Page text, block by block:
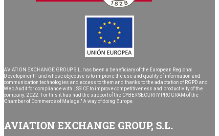
AVIATION EXCHANGE GROUP S.L. has been a beneficiary of the European Regional
Development Fund whose objective is to improve the use and quality of information and
communication technologies and access to them and thanks to the adaptation of RGPD and
Web Audit for compliance with LSSICE to improve competitiveness and productivity of the
company. 2022. For this it has had the support of the CYBER SECURITY PROGRAM of the
Chamber of Commerce of Malaga." A way of doing Europe.
AVIATION EXCHANGE GROUP, S.L.